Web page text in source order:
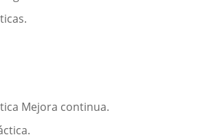
Mejora continua.